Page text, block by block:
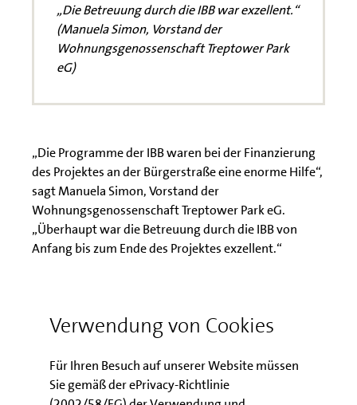
Verwendung von Cookies
Für Ihren Besuch auf unserer Website müssen
Sie gemäß der ePrivacy-Richtlinie
„Die Betreuung durch die IBB war exzellent.“
(Manuela Simon, Vorstand der
Wohnungsgenossenschaft Treptower Park
eG)
„Die Programme der IBB waren bei der Finanzierung
des Projektes an der Bürgerstraße eine enorme Hilfe“,
sagt Manuela Simon, Vorstand der
Wohnungsgenossenschaft Treptower Park eG.
„Überhaupt war die Betreuung durch die IBB von
Anfang bis zum Ende des Projektes exzellent.“
Auch die Interessen der Mieterinnen und Mieter
kamen bei dem Modernisierungsplan nicht zu kurz.
Sie mussten während der Arbeiten nicht ausziehen
und bleiben auch weiterhin dort wohnen.